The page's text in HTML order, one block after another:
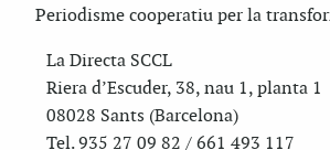
Periodisme cooperatiu per la
La Directa SCCL
Riera d’Escuder, 38, nau 1, planta 1
08028 Sants (Barcelona)
Tel. 935 27 09 82 / 661 493 117